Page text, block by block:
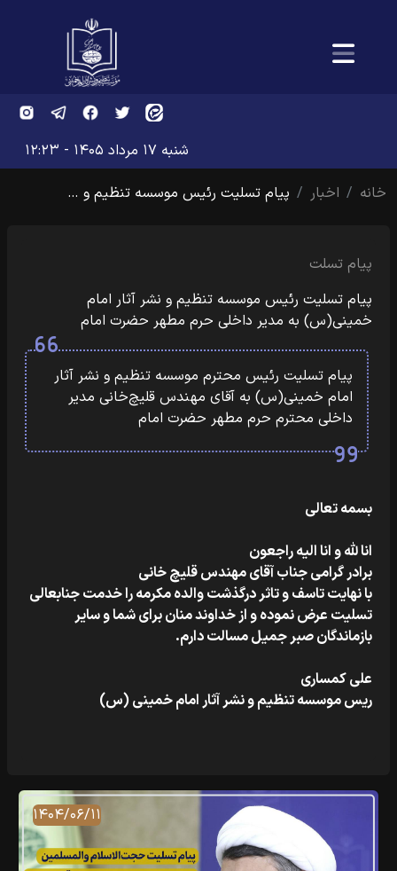
شنبه ۱۷ مرداد ۱۴۰۵ - ۱۲:۲۳
خانه
اخبار پیام تسلیت رئیس موسسه تنظیم و …
پیام تسلت
پیام تسلیت رئیس موسسه تنظیم و نشر آثار امام
خمینی(س) به مدیر داخلی حرم مطهر حضرت امام
پیام تسلیت رئیس محترم موسسه تنظیم و نشر آثار
امام خمینی(س) به آقای مهندس قلیچ‌خانی مدیر
داخلی محترم حرم مطهر حضرت امام
بسمه تعالی
انا لله و انا الیه راجعون
برادر گرامی جناب آقای مهندس قلیچ خانی
با نهایت تاسف و تاثر درگذشت والده مکرمه را خدمت جنابعالی
تسلیت عرض نموده و از خداوند منان برای شما و سایر
بازماندگان صبر جمیل مسالت دارم.
علی کمساری
ریس موسسه تنظیم و نشر آثار امام خمینی (س)
۱۴۰۴/۰۶/۱۱